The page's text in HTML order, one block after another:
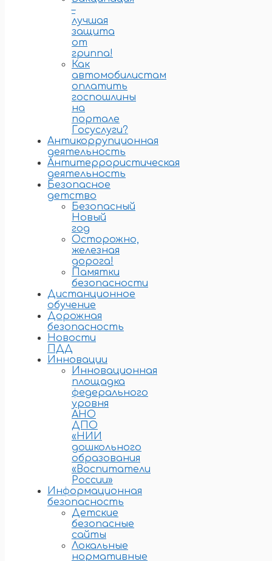
–
лучшая
защита
от
гриппа!
Как
автомобилистам
оплатить
госпошлины
на
портале
Госуслуги?
Антикоррупционная
деятельность
Антитеррористическая
деятельность
Безопасное
детство
Безопасный
Новый
год
Осторожно,
железная
дорога!
Памятки
безопасности
Дистанционное
обучение
Дорожная
безопасность
Новости
ПДД
Инновации
Инновационная
площадка
федерального
уровня
АНО
ДПО
«НИИ
дошкольного
образования
«Воспитатели
России»
Информационная
безопасность
Детские
безопасные
сайты
Локальные
нормативные